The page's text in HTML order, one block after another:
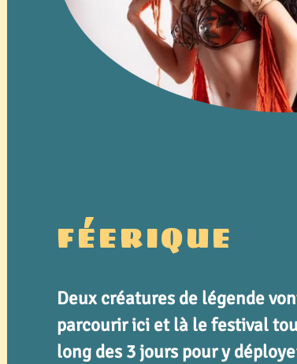
FÉERIQUE
Deux créatures de légende
parcourir ici et là le festival
long des 3 jours pour y